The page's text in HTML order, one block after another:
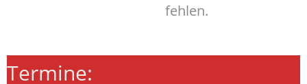
fehlen.
Termine: